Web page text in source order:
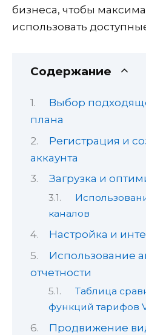
бизнеса, чтобы
использовать
Содержание
Выбор
плана
Регистрация и
аккаунта
Загрузка и
каналов
Настройка и
Использование
отчетности
Таблица
функций тарифов
Продвижение